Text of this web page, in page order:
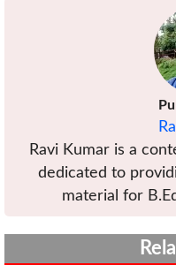
Ravi Kumar is a
dedicated to
material for